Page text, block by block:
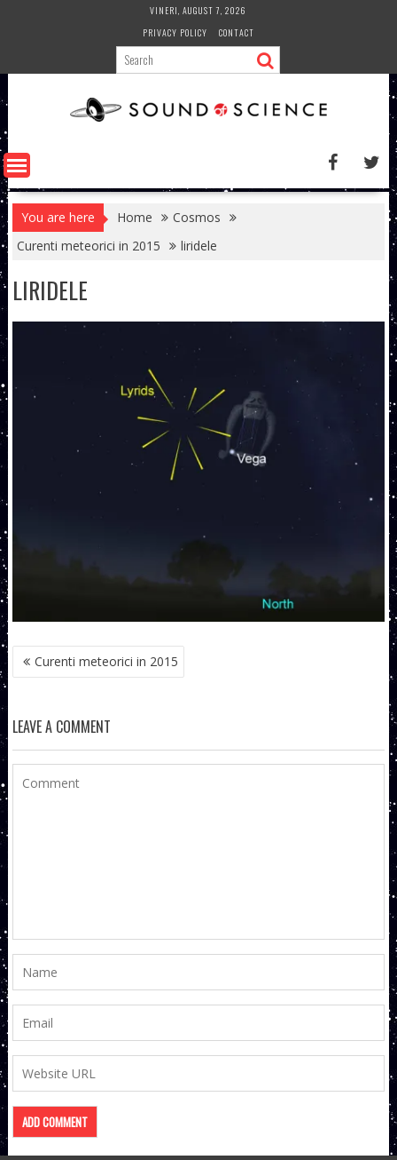
VINERI, AUGUST 7, 2026
PRIVACY POLICY
CONTACT
You are here Home
Cosmos
Curenti meteorici in 2015
liridele
LIRIDELE
NAVIGARE
ÎN Curenti meteorici in 2015
LEAVE A COMMENT